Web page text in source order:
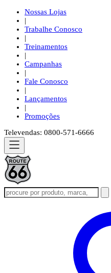
Nossas Lojas
|
Trabalhe Conosco
|
Treinamentos
|
Campanhas
|
Fale Conosco
|
Lançamentos
|
Promoções
Televendas: 0800-571-6666